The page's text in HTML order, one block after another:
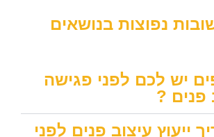
נפוצות בנושאים
יש לכם לפני פגישה
?
ייעוץ עיצוב פנים לפני